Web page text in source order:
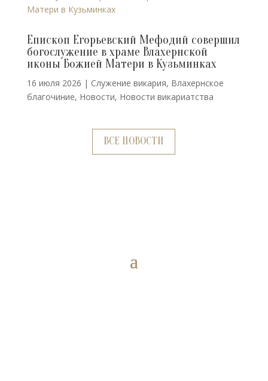
Епископ Егорьевский Мефодий совершил
богослужение в храме Влахернской
иконы Божией Матери в Кузьминках
16 июля 2026 | Cлужение викария, Влахернское
благочиние, Новости, Новости викариатства
ВСЕ НОВОСТИ